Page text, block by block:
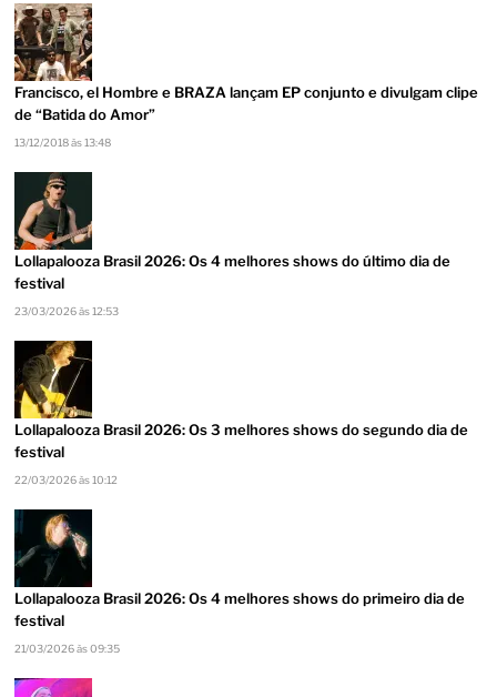
Francisco, el Hombre e BRAZA lançam EP conjunto e divulgam clipe
de “Batida do Amor”
13/12/2018 às 13:48
Lollapalooza Brasil 2026: Os 4 melhores shows do último dia de
festival
23/03/2026 às 12:53
Lollapalooza Brasil 2026: Os 3 melhores shows do segundo dia de
festival
22/03/2026 às 10:12
Lollapalooza Brasil 2026: Os 4 melhores shows do primeiro dia de
festival
21/03/2026 às 09:35